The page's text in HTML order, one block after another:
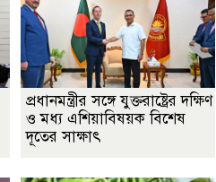
প্রধানমন্ত্রীর সঙ্গে যুক্তরাষ্ট্রের দক্ষিণ
ও মধ্য এশিয়াবিষয়ক বিশেষ
দূতের সাক্ষাৎ